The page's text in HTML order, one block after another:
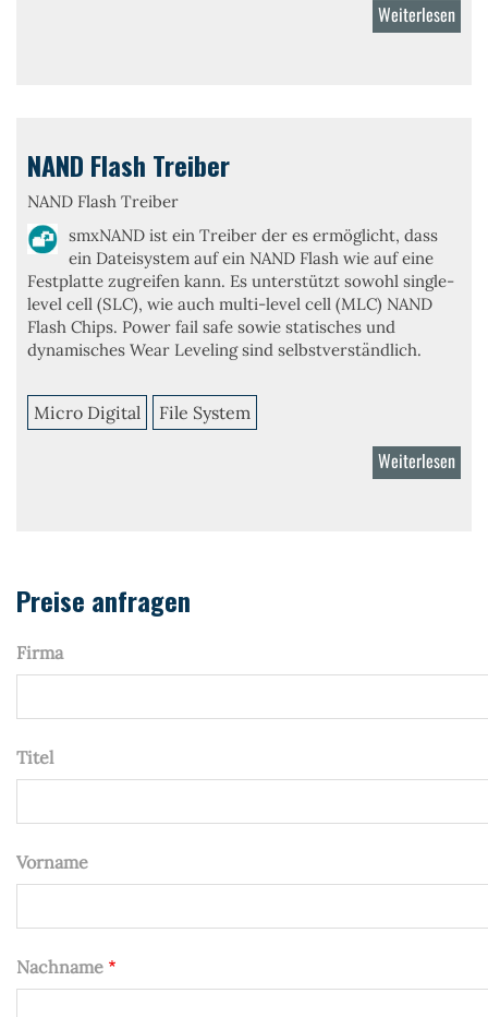
Weiterlesen
NOR
NAND Flash Treiber
NAND Flash Treiber
smxNAND ist ein Treiber der es ermöglicht, dass
ein Dateisystem auf ein NAND Flash wie auf eine
Festplatte zugreifen kann. Es unterstützt sowohl single-
level cell (SLC), wie auch multi-level cell (MLC) NAND
Flash Chips. Power fail safe sowie statisches und
dynamisches Wear Leveling sind selbstverständlich.
Micro Digital File System
Weiterlesen
Preise anfragen
Firma
Titel
Vorname
Nachname